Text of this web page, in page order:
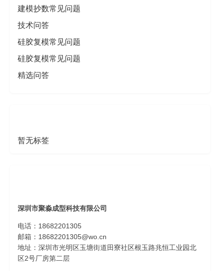
建模抄数常见问题
技术问答
硅胶复模常见问题
硅胶复模常见问题
精选问答
暂无标签
深圳市聚淼成型科技有限公司
电话：18682201305
邮箱：18682201305@wo.cn
地址：深圳市光明区玉塘街道田寮社区根玉路兆恒工业园北
区2号厂房第二层